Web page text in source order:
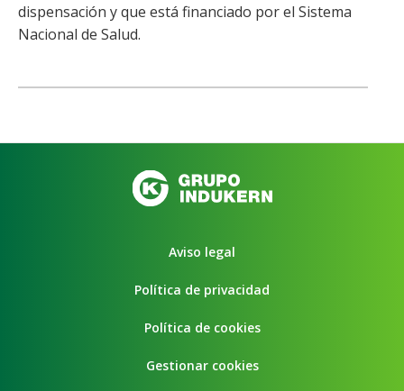
dispensación y que está financiado por el Sistema
Nacional de Salud.
Aviso legal
Política de privacidad
Política de cookies
Gestionar cookies